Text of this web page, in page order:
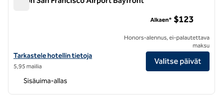
Katso Hilton San Francisco Airport Bayfront Hiltonhotellin tiedot
Tarkastele hotellin tietoja
5,95 mailia
Alkaen* $123
Honors-alennus, ei-palautettava
maksu
Valitse päivät
Sisäuima-allas